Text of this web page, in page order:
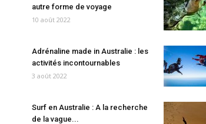
autre forme de voyage
10 août 2022
Adrénaline made in Australie : les
activités incontournables
3 août 2022
Surf en Australie : A la recherche
de la vague...